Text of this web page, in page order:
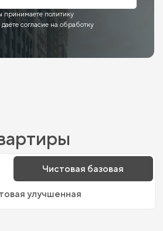
политику
согласие на обработку
Чистовая базовая
улучшенная